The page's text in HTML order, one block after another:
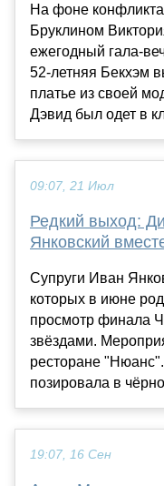
На фоне
Бруклином
ежегодный гала-
52-летняя Бекхэм
платье из своей
Дэвид был одет в
09:07, 21 Июл
Редкий выход:
Янковский
Супруги Иван
которых в июне
просмотр финала
звёздами.
ресторане
позировала в
19:07, 16 Сен